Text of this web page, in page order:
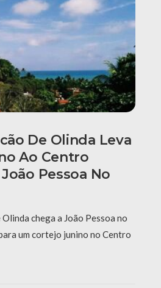
De Olinda Leva
Ao Centro
Pessoa No
chega a João Pessoa no
um cortejo junino no Centro